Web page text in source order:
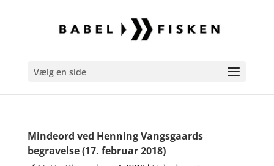
Vælg en side
Mindeord ved Henning Vangsgaards
begravelse (17. februar 2018)